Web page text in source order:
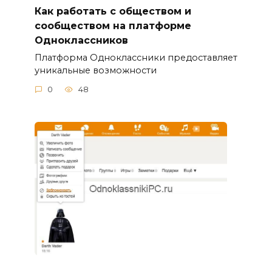
Как работать с обществом и
сообществом на платформе
Одноклассников
Платформа Одноклассники предоставляет
уникальные возможности
0 48